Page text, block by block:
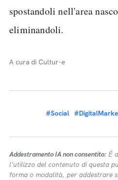
spostandoli nell'area
eliminandoli.
A cura di Cultur-e
#Social
Addestramento IA non consentito: É
l’utilizzo del contenuto di questa
forma o modalità, per addestrare